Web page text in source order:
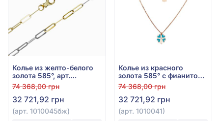
Колье из желто-белого
золота 585°, арт.
1010045бж
74 368,00 грн
32 721,92 грн
(арт. 1010045бж)
Колье из красного
золота 585° с фианитом,
бирюзой и эмалью, арт.
1010041
74 368,00 грн
32 721,92 грн
(арт. 1010041)